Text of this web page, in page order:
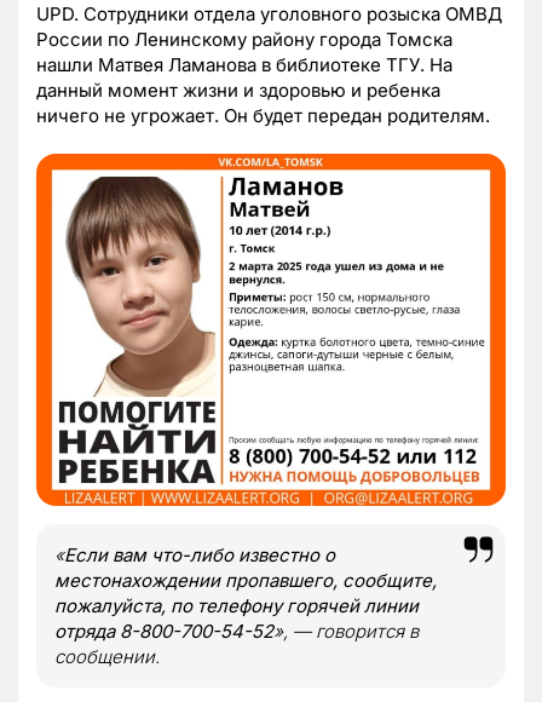
UPD. Сотрудники отдела уголовного розыска ОМВД
России по Ленинскому району города Томска
нашли Матвея Ламанова в библиотеке ТГУ. На
данный момент жизни и здоровью и ребенка
ничего не угрожает. Он будет передан родителям.
«Если вам что-либо известно о
местонахождении пропавшего, сообщите,
пожалуйста, по телефону горячей линии
отряда 8-800-700-54-52», — говорится в
сообщении.